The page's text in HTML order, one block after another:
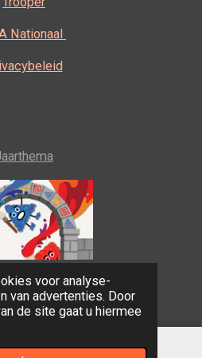
voor analyse-
van advertenties. Door
de site gaat u hiermee
Nationaal
bombastisch!